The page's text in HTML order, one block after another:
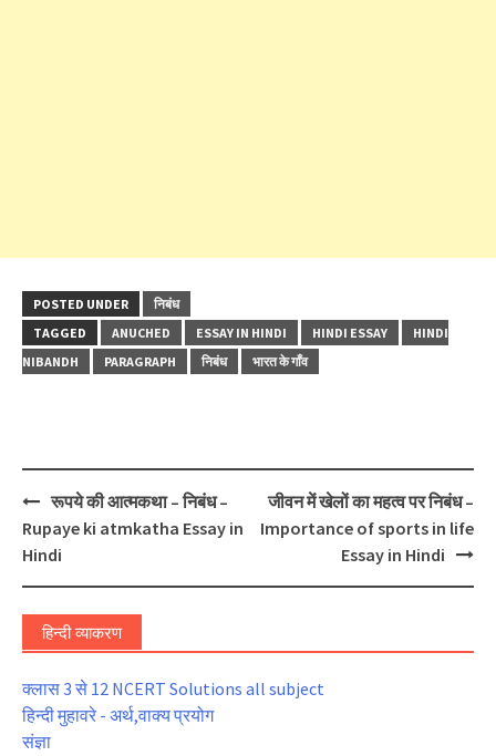
POSTED UNDER
निबंध
TAGGED
ANUCHED ESSAY IN HINDI HINDI ESSAY
HINDI
NIBANDH
PARAGRAPH निबंध भारत के गाँव
Post
navigation
रूपये की आत्मकथा – निबंध –
Rupaye ki atmkatha Essay in
Hindi
जीवन में खेलों का महत्व पर निबंध –
Importance of sports in life
Essay in Hindi
हिन्दी व्याकरण
क्लास 3 से 12 NCERT Solutions all subject
हिन्दी मुहावरे - अर्थ,वाक्य प्रयोग
संज्ञा